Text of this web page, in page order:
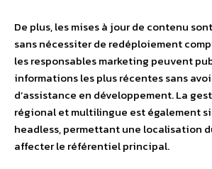
De plus, les mises à jour de contenu
sans nécessiter de redéploiement
les responsables marketing peuvent
informations les plus récentes sans
d’assistance en développement. La
régional et multilingue est également
headless, permettant une localisation
affecter le référentiel principal.